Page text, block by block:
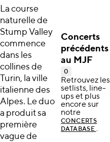
La course
naturelle de
Stump Valley
commence
dans les
collines de
Turin, la ville
italienne des
Alpes. Le duo
a produit sa
première
vague de
Concerts
précédents
au MJF
0
Retrouvez les
setlists, line-
ups et plus
encore sur
notre
CONCERTS
DATABASE .